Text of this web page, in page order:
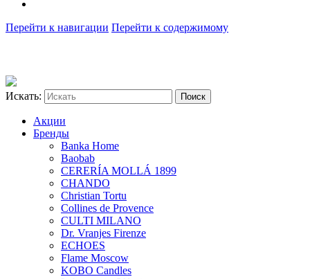
Перейти к навигации Перейти к содержимому
Искать:
Акции
Бренды
Banka Home
Baobab
CERERÍA MOLLÁ 1899
CHANDO
Christian Tortu
Collines de Provence
CULTI MILANO
Dr. Vranjes Firenze
ECHOES
Flame Moscow
KOBO Candles